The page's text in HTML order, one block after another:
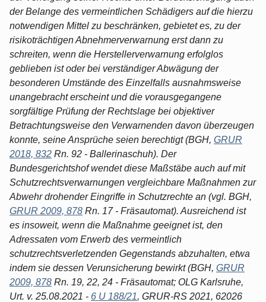
der Belange des vermeintlichen Schädigers auf die hierzu
notwendigen Mittel zu beschränken, gebietet es, zu der
risikoträchtigen Abnehmerverwarnung erst dann zu
schreiten, wenn die Herstellerverwarnung erfolglos
geblieben ist oder bei verständiger Abwägung der
besonderen Umstände des Einzelfalls ausnahmsweise
unangebracht erscheint und die vorausgegangene
sorgfältige Prüfung der Rechtslage bei objektiver
Betrachtungsweise den Verwarnenden davon überzeugen
konnte, seine Ansprüche seien berechtigt (BGH, GRUR
2018, 832 Rn. 92 - Ballerinaschuh). Der
Bundesgerichtshof wendet diese Maßstäbe auch auf mit
Schutzrechtsverwarnungen vergleichbare Maßnahmen zur
Abwehr drohender Eingriffe in Schutzrechte an (vgl. BGH,
GRUR 2009, 878 Rn. 17 - Fräsautomat). Ausreichend ist
es insoweit, wenn die Maßnahme geeignet ist, den
Adressaten vom Erwerb des vermeintlich
schutzrechtsverletzenden Gegenstands abzuhalten, etwa
indem sie dessen Verunsicherung bewirkt (BGH, GRUR
2009, 878 Rn. 19, 22, 24 - Fräsautomat; OLG Karlsruhe,
Urt. v. 25.08.2021 - 6 U 188/21, GRUR-RS 2021, 62026